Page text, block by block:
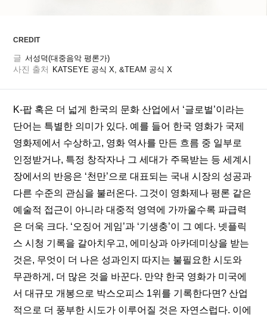
CREDIT
글 서성덕(대중음악 평론가)
사진 출처 KATSEYE 공식 X, &TEAM 공식 X
K-팝 혹은 더 넓게 한국의 문화 산업에서 ‘글로벌’이라는
단어는 특별한 의미가 있다. 예를 들어 한국 영화가 국제
영화제에서 수상하고, 영화 역사를 만든 흐름 중 일부로
인정받거나, 특정 창작자나 그 세대가 주목받는 등 세계시
장에서의 반응은 ‘천만’으로 대표되는 국내 시장의 성공과
다른 수준의 관심을 불러온다. 그것이 영화제나 평론 같은
예술적 접근이 아니라 대중적 영역에 가까울수록 파급력
은 더욱 크다. ‘오징어 게임’과 ‘기생충’이 그 예다. 넷플릭
스 시청 기록을 갈아치우고, 에미상과 아카데미상을 받는
것은, 무엇이 더 나은 성과인지 따지는 불필요한 시도와
무관하게, 더 많은 것을 바꾼다. 만약 한국 영화가 미국에
서 대규모 개봉으로 박스오피스 1위를 기록한다면? 산업
적으로 더 풍부한 시도가 이루어질 것은 자연스럽다. 이에